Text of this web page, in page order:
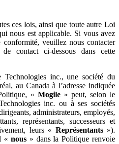
ces lois, ainsi que toute autre Loi
nous est applicable. Si vous avez
conformité, veuillez nous contacter
contact ci-dessous dans cette
inc., une société du
au Canada à l’adresse indiquée
« Mogile » peut, selon le
inc. ou à ses sociétés
administrateurs, employés,
représentants, successeurs et
leurs « Représentants »).
« nous » dans la Politique renvoie